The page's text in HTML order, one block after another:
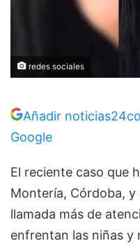
redes sociales
Añadir
Google
El reciente caso que
Montería, Córdoba, y
llamada más de
enfrentan las niñas y